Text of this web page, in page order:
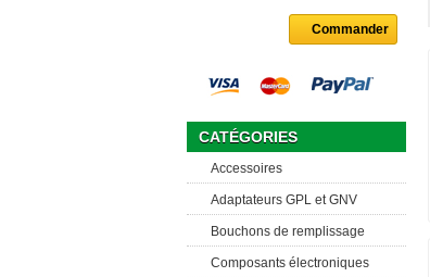
Commander
CATÉGORIES
Accessoires
Adaptateurs GPL et GNV
Bouchons de remplissage
Composants électroniques